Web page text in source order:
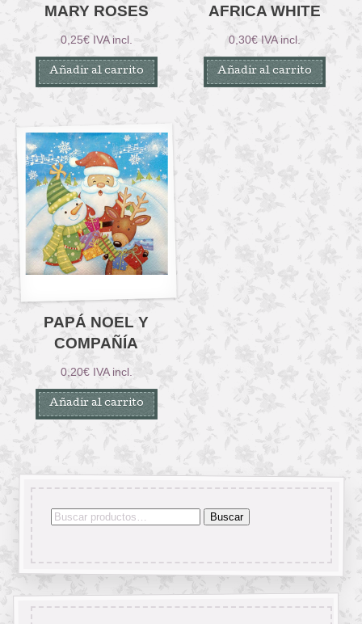
MARY ROSES
0,25€ IVA incl.
Añadir al carrito
AFRICA WHITE
0,30€ IVA incl.
Añadir al carrito
PAPÁ NOEL Y
COMPAÑÍA
0,20€ IVA incl.
Añadir al carrito
Buscar
Buscar